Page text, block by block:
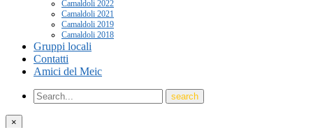
Camaldoli 2022
Camaldoli 2021
Camaldoli 2019
Camaldoli 2018
Gruppi locali
Contatti
Amici del Meic
×